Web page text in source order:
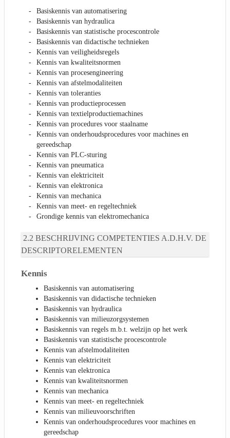
Basiskennis van automatisering
Basiskennis van hydraulica
Basiskennis van statistische procescontrole
Basiskennis van didactische technieken
Kennis van veiligheidsregels
Kennis van kwaliteitsnormen
Kennis van procesengineering
Kennis van afstelmodaliteiten
Kennis van toleranties
Kennis van productieprocessen
Kennis van textielproductiemachines
Kennis van procedures voor staalname
Kennis van onderhoudsprocedures voor machines en
gereedschap
Kennis van PLC-sturing
Kennis van pneumatica
Kennis van elektriciteit
Kennis van elektronica
Kennis van mechanica
Kennis van meet- en regeltechniek
Grondige kennis van elektromechanica
BESCHRIJVING COMPETENTIES A.D.H.V. DE
DESCRIPTORELEMENTEN
Kennis
Basiskennis van automatisering
Basiskennis van didactische technieken
Basiskennis van hydraulica
Basiskennis van milieuzorgsystemen
Basiskennis van regels m.b.t. welzijn op het werk
Basiskennis van statistische procescontrole
Kennis van afstelmodaliteiten
Kennis van elektriciteit
Kennis van elektronica
Kennis van kwaliteitsnormen
Kennis van mechanica
Kennis van meet- en regeltechniek
Kennis van milieuvoorschriften
Kennis van onderhoudsprocedures voor machines en
gereedschap